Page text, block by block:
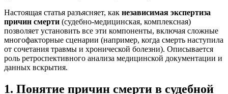
Настоящая статья разъясняет, как независимая экспертиза
причин смерти (судебно-медицинская, комплексная)
позволяет установить все эти компоненты, включая сложные
многофакторные сценарии (например, когда смерть наступила
от сочетания травмы и хронической болезни). Описывается
роль ретроспективного анализа медицинской документации и
данных вскрытия.
1. Понятие причин смерти в судебной